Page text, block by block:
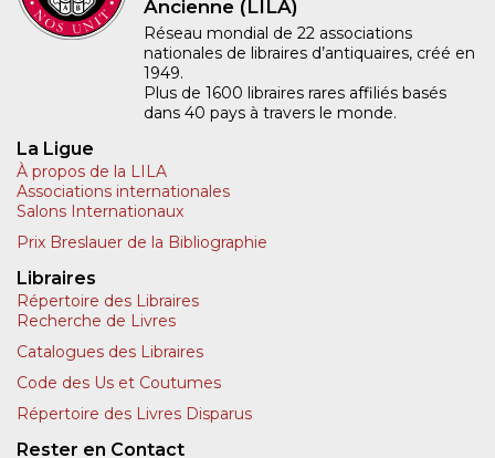
Ancienne (LILA)
Réseau mondial de 22 associations
nationales de libraires d’antiquaires, créé en
1949.
Plus de 1600 libraires rares affiliés basés
dans 40 pays à travers le monde.
La Ligue
À propos de la LILA
Associations internationales
Salons Internationaux
Prix Breslauer de la Bibliographie
Libraires
Répertoire des Libraires
Recherche de Livres
Catalogues des Libraires
Code des Us et Coutumes
Répertoire des Livres Disparus
Rester en Contact